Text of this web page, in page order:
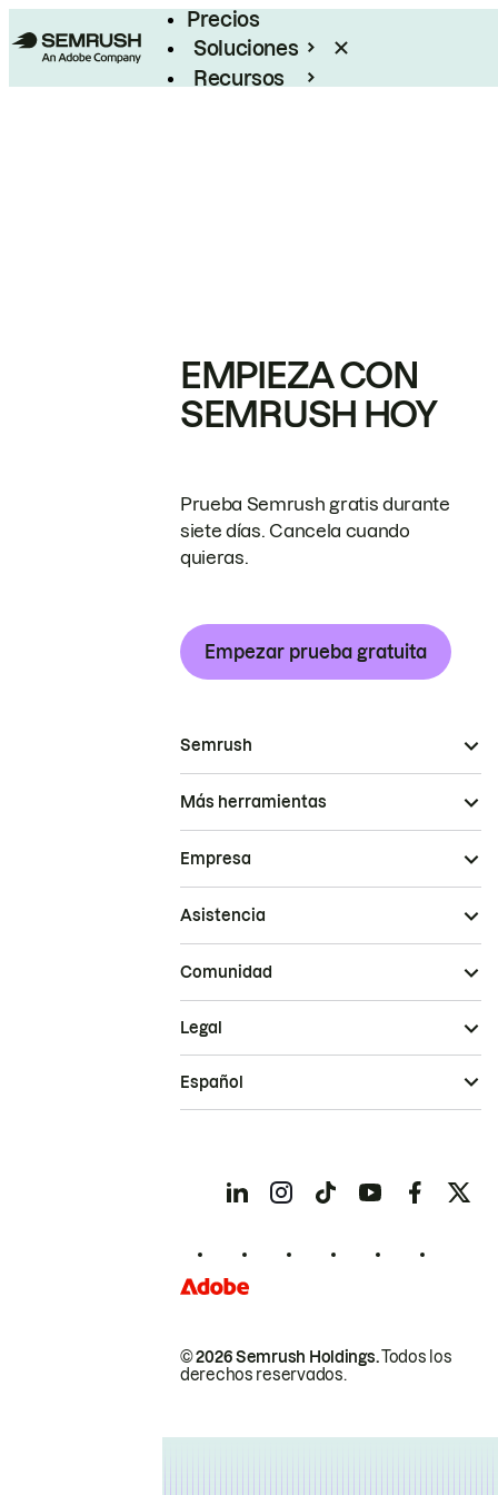
Precios
Soluciones
Recursos
EMPIEZA CON
SEMRUSH HOY
Prueba Semrush gratis durante
siete días. Cancela cuando
quieras.
Empezar prueba gratuita
Semrush
Más herramientas
Empresa
Asistencia
Comunidad
© 2026 Semrush Holdings.Todos los
derechos reservados.
Legal
Español